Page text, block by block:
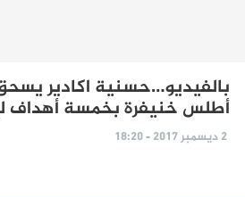
بالفيديو…حسنية اكادير
أطلس خنيفرة بخمسة أهداف
2 ديسمبر 2017 - 18:20